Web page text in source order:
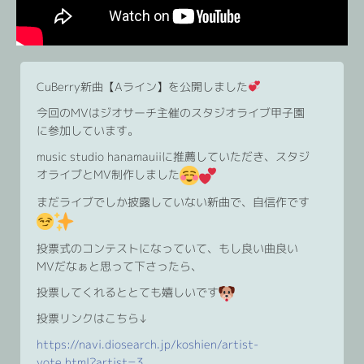
CuBerry新曲【Aライン】を公開しました
今回のMVはジオサーチ主催のスタジオライブ甲子園
に参加しています。
music studio hanamauiiに推薦していただき、スタジ
オライブとMV制作しました
まだライブでしか披露していない新曲で、自信作です
投票式のコンテストになっていて、もし良い曲良い
MVだなぁと思って下さったら、
投票してくれるととても嬉しいです
投票リンクはこちら↓
https://navi.diosearch.jp/koshien/artist-